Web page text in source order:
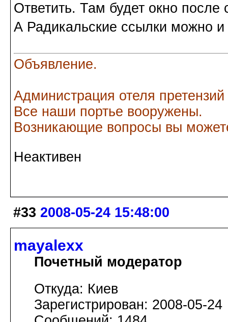
Ответить. Там будет окно
А Радикальские ссылки можно и
Объявление.
Администрация отеля
Все наши портье вооружены.
Возникающие вопросы вы
Неактивен
#33 2008-05-24 15:48:00
mayalexx
Почетный модератор
Откуда: Киев
Зарегистрирован: 2008-05-24